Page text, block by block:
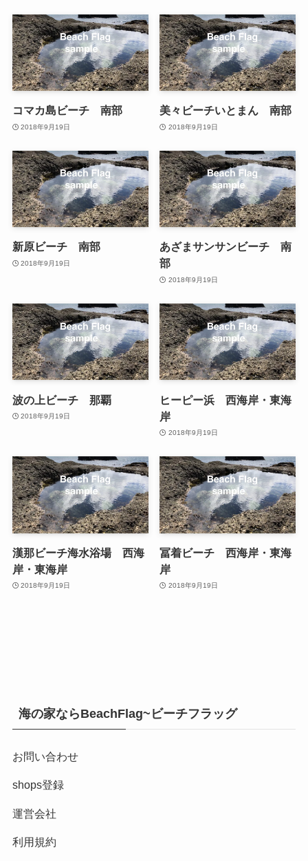
コマカ島ビーチ 南部
2018年9月19日
美々ビーチいとまん 南部
2018年9月19日
新原ビーチ 南部
2018年9月19日
あざまサンサンビーチ 南
部
2018年9月19日
波の上ビーチ 那覇
2018年9月19日
ヒーピー浜 西海岸・東海
岸
2018年9月19日
漢那ビーチ海水浴場 西海
岸・東海岸
2018年9月19日
冨着ビーチ 西海岸・東海
岸
2018年9月19日
海の家ならBeachFlag~ビーチフラッグ
お問い合わせ
shops登録
運営会社
利用規約